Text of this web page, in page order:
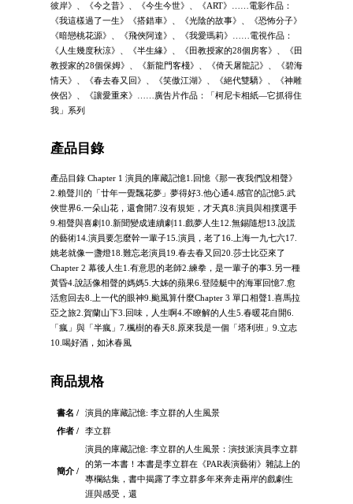
彼岸》、《今之昔》、《今生今世》、《ART》……電影作品：
《我這樣過了一生》《搭錯車》、《光陰的故事》、《恐怖分子》
《暗戀桃花源》、《飛俠阿達》、《我愛瑪莉》……電視作品：
《人生幾度秋涼》、《半生緣》、《田教授家的28個房客》、《田
教授家的28個保姆》、《新龍門客棧》、《倚天屠龍記》、《碧海
情天》、《春去春又回》、《笑傲江湖》、《絕代雙驕》、《神雕
俠侶》、《讓愛重來》……廣告片作品：「柯尼卡相紙—它抓得住
我」系列
產品目錄
產品目錄 Chapter 1 演員的庫藏記憶1.回憶《那一夜我們說相聲》
2.賴聲川的「廿年一覺飄花夢」夢得好3.他心通4.感官的記憶5.武
俠世界6.一朵山花，還會開7.沒有規矩，才天真8.演員與相撲選手
9.相聲與喜劇10.新聞變成連續劇11.戲夢人生12.無錫隨想13.說謊
的藝術14.演員要怎麼幹一輩子15.演員，老了16.上海一九七六17.
姚老就像一盞燈18.難忘老演員19.春去春又回20.莎士比亞來了
Chapter 2 幕後人生1.有意思的老師2.練拳，是一輩子的事3.另一種
黃昏4.說話像相聲的媽媽5.大姊的蘋果6.登陸艇中的海軍回憶7.愈
活愈回去8.上一代的眼神9.颱風算什麼Chapter 3 單口相聲1.喜馬拉
亞之旅2.賀蘭山下3.回味，人生啊4.不瞭解的人生5.春暖花自開6.
「瘋」與「半瘋」7.楓樹的春天8.原來我是一個「塔利班」9.立志
10.喝好酒，如沐春風
商品規格
書名 /
演員的庫藏記憶: 李立群的人生風景
作者 /
李立群
簡介 /
演員的庫藏記憶: 李立群的人生風景：演技派演員李立群
的第一本書！本書是李立群在《PAR表演藝術》雜誌上的
專欄結集，書中揭露了李立群多年來奔走兩岸的戲劇生
涯與感受，還